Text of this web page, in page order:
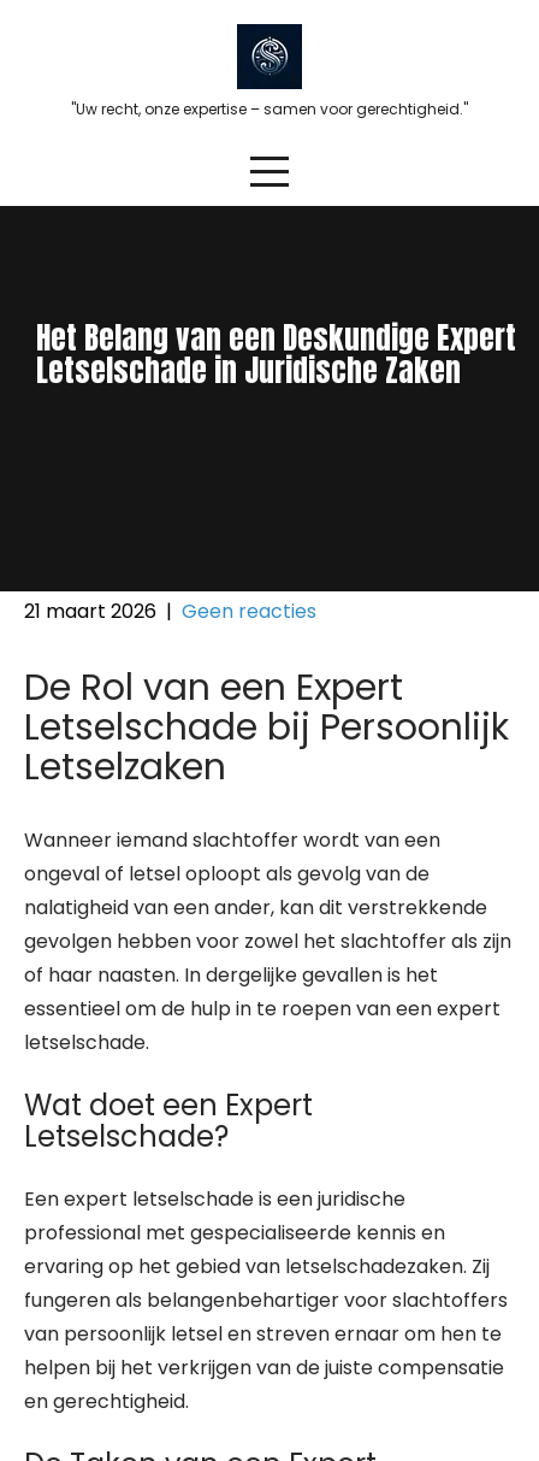
"Uw recht, onze expertise – samen voor gerechtigheid."
Het Belang van een Deskundige Expert
Letselschade in Juridische Zaken
21 maart 2026 | Geen reacties
De Rol van een Expert
Letselschade bij Persoonlijk
Letselzaken
Wanneer iemand slachtoffer wordt van een
ongeval of letsel oploopt als gevolg van de
nalatigheid van een ander, kan dit verstrekkende
gevolgen hebben voor zowel het slachtoffer als zijn
of haar naasten. In dergelijke gevallen is het
essentieel om de hulp in te roepen van een expert
letselschade.
Wat doet een Expert
Letselschade?
Een expert letselschade is een juridische
professional met gespecialiseerde kennis en
ervaring op het gebied van letselschadezaken. Zij
fungeren als belangenbehartiger voor slachtoffers
van persoonlijk letsel en streven ernaar om hen te
helpen bij het verkrijgen van de juiste compensatie
en gerechtigheid.